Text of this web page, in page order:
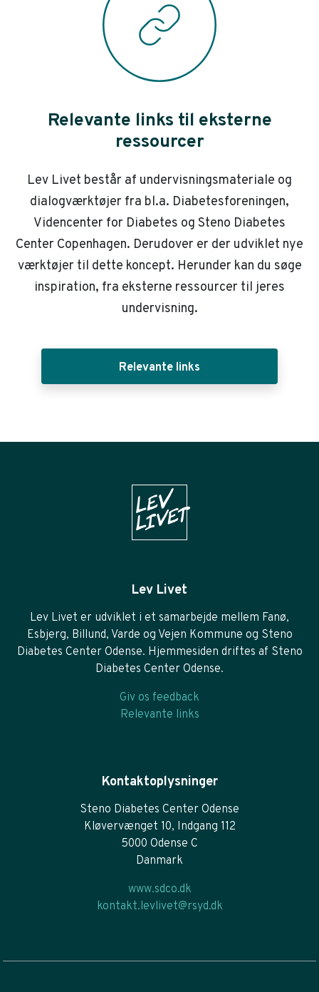
Relevante links til eksterne
ressourcer
Lev Livet består af undervisningsmateriale og
dialogværktøjer fra bl.a. Diabetesforeningen,
Videncenter for Diabetes og Steno Diabetes
Center Copenhagen. Derudover er der udviklet nye
værktøjer til dette koncept. Herunder kan du søge
inspiration, fra eksterne ressourcer til jeres
undervisning.
Relevante links
Lev Livet
Lev Livet er udviklet i et samarbejde mellem Fanø,
Esbjerg, Billund, Varde og Vejen Kommune og Steno
Diabetes Center Odense. Hjemmesiden driftes af Steno
Diabetes Center Odense.
Giv os feedback
Relevante links
Kontaktoplysninger
Steno Diabetes Center Odense
Kløvervænget 10, Indgang 112
5000 Odense C
Danmark
www.sdco.dk
kontakt.levlivet@rsyd.dk